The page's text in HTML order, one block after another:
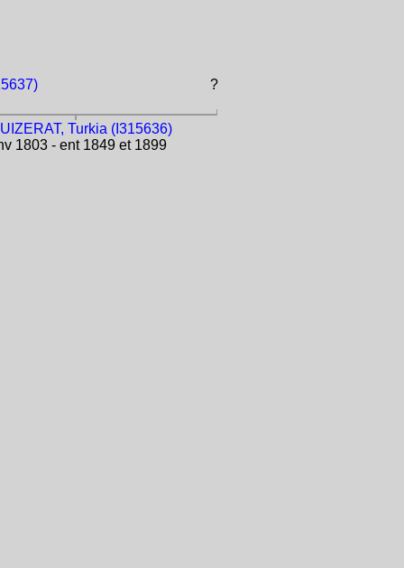
?
Turkia (I315636)
1803 - ent 1849 et 1899